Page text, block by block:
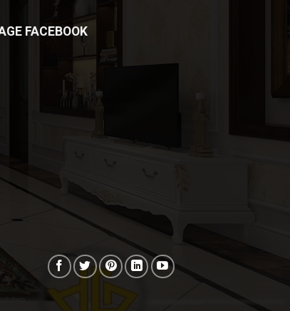
FACEBOOK